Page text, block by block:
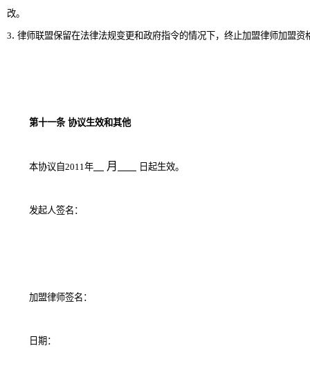
改。
3. 律师联盟保留在法律法规变更和政府指令的情况下，终止加盟律师加盟资
第十一条 协议生效和其他
本协议自2011 年 月 日起生效。
发起人签名：
加盟律师签名：
日期：